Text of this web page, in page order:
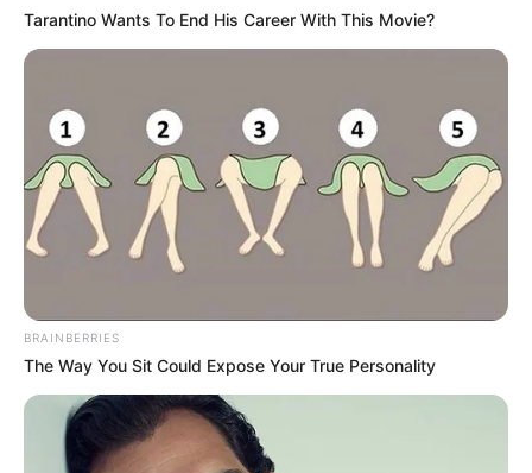
ทิศที่ดีสัปดาห์นี้ ทิศ
ตะวันออกเฉียงเหนือ
ทิศตะวันตก ทิศตะวัน
ออกเฉียงใต้ เลขมงคล
3 1 6 9 ใช้ต่อท้าย ID
Line เสริมดวงดี
Tarantino Wants To End His Career With This Movie?
BRAINBERRIES
The Way You Sit Could Expose Your True Personality